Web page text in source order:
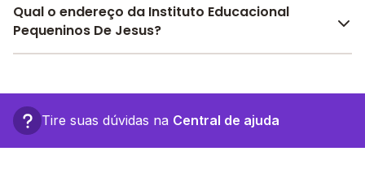
Pesquise bolsas disponíveis no Melhor Escola e
encontre o melhor desconto para você.
Qual o endereço da Instituto Educacional
Pequeninos De Jesus?
Edgar Dantas, 1653 - Parnamirim - RN.
Tire suas dúvidas na Central de ajuda